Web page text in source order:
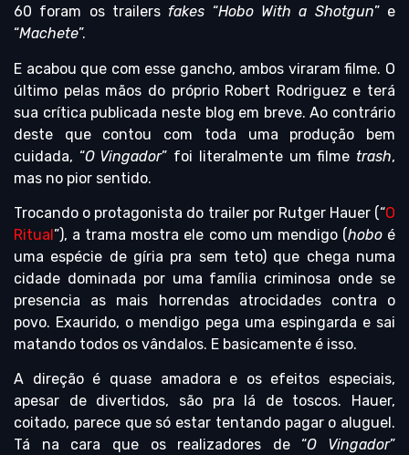
60 foram os trailers fakes “Hobo With a Shotgun” e
“Machete”.
E acabou que com esse gancho, ambos viraram filme. O
último pelas mãos do próprio Robert Rodriguez e terá
sua crítica publicada neste blog em breve. Ao contrário
deste que contou com toda uma produção bem
cuidada, “O Vingador” foi literalmente um filmetrash,
mas no pior sentido.
Trocando o protagonista do trailer por Rutger Hauer (“O
Ritual”), a trama mostra ele como um mendigo (hoboé
uma espécie de gíria pra sem teto) que chega numa
cidade dominada por uma família criminosa onde se
presencia as mais horrendas atrocidades contra o
povo. Exaurido, o mendigo pega uma espingarda e sai
matando todos os vândalos. E basicamente é isso.
A direção é quase amadora e os efeitos especiais,
apesar de divertidos, são pra lá de toscos. Hauer,
coitado, parece que só estar tentando pagar o aluguel.
Tá na cara que os realizadores de “O Vingador”